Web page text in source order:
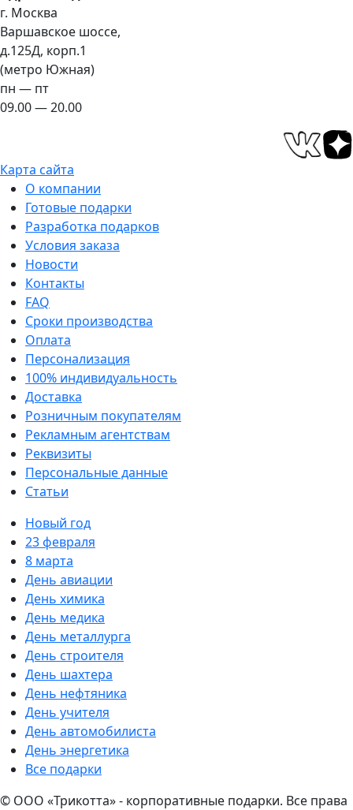
г. Москва
Варшавское шоссе,
д.125Д, корп.1
(метро Южная)
пн — пт
09.00 — 20.00
Карта сайта
О компании
Готовые подарки
Разработка подарков
Условия заказа
Новости
Контакты
FAQ
Сроки производства
Оплата
Персонализация
100% индивидуальность
Доставка
Розничным покупателям
Рекламным агентствам
Реквизиты
Персональные данные
Статьи
Новый год
23 февраля
8 марта
День авиации
День химика
День медика
День металлурга
День строителя
День шахтера
День нефтяника
День учителя
День автомобилиста
День энергетика
Все подарки
© ООО «Трикотта» - корпоративные подарки. Все права